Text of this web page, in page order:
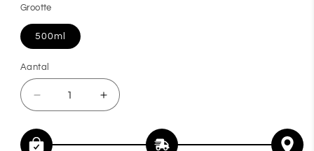
Grootte
500ml
Aantal
Aantal
Aantal
voor
Aantal
voor